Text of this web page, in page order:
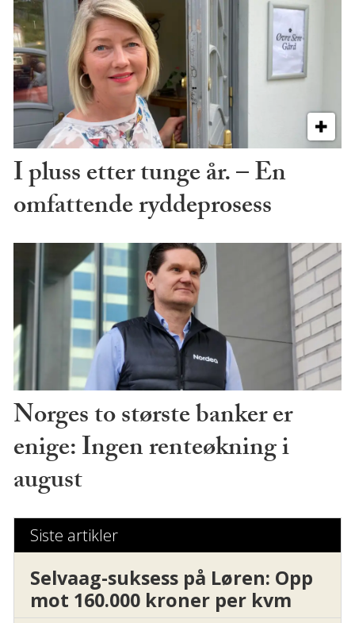
I pluss etter tunge år. – En
omfattende ryddeprosess
Norges to største banker er
enige: Ingen renteøkning i
august
Siste artikler
Selvaag-suksess på Løren: Opp
mot 160.000 kroner per kvm